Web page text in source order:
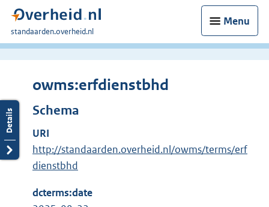
Menu
U
bent
standaarden.overheid.nl
owms:erfdienstbhd
Schema
URI
http://standaarden.overheid.nl/owms/terms/erf
dienstbhd
dcterms:date